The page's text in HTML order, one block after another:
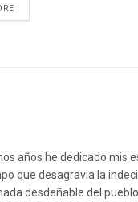
DETAILS
años he dedicado mis
que desagravia la
desdeñable del